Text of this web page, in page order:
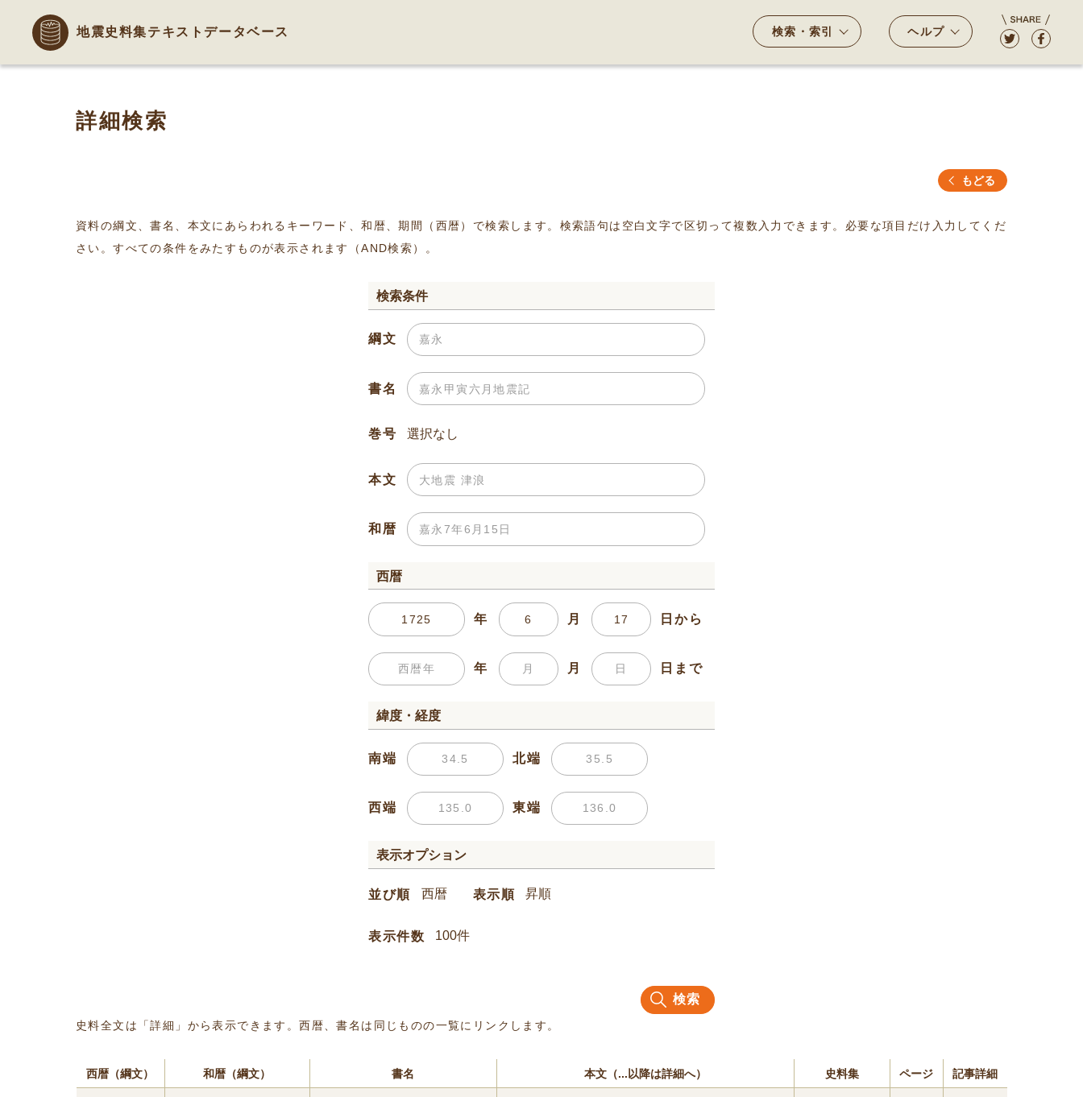
地震史料集テキストデータベース 検索・索引 ヘルプ
詳細検索
もどる
資料の綱文、書名、本文にあらわれるキーワード、和暦、期間（西暦）で検索します。検索語句は空白文字で区切って複数入力できます。必要な項目だけ入力してくだ
さい。すべての条件をみたすものが表示されます（AND検索）。
検索条件
綱文
書名
巻号
本文
和暦
西暦
年 月 日から
年 月 日まで
緯度・経度
南端 北端
西端 東端
表示オプション
並び順 表示順
表示件数
検索
史料全文は「詳細」から表示できます。西暦、書名は同じものの一覧にリンクします。
西暦（綱文） 和暦（綱文） 書名 本文（...以降は詳細へ） 史料集 ページ 記事詳細